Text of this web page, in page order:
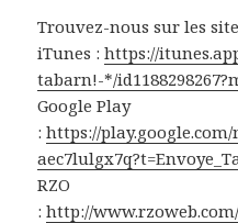
Trouvez-nous sur les
iTunes :https://
tabarn!-*/
Google Play
:https://
RZO
:http://